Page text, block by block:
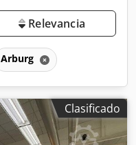
Relevancia
Arburg
Clasificado